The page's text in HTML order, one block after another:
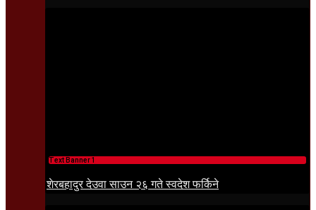
Text Banner 1
शेरबहादुर देउवा साउन २६ गते स्वदेश फर्किने